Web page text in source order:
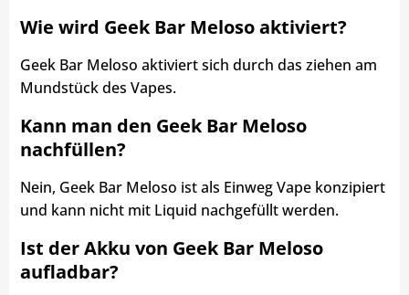
Wie wird Geek Bar Meloso aktiviert?
Geek Bar Meloso aktiviert sich durch das ziehen am
Mundstück des Vapes.
Kann man den Geek Bar Meloso
nachfüllen?
Nein, Geek Bar Meloso ist als Einweg Vape konzipiert
und kann nicht mit Liquid nachgefüllt werden.
Ist der Akku von Geek Bar Meloso
aufladbar?